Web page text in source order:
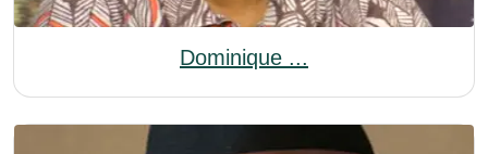
Dominique ...